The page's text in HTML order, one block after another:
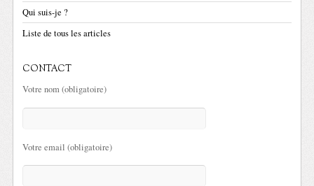
Qui suis-je ?
Liste de tous les articles
CONTACT
Votre nom (obligatoire)
Votre email (obligatoire)